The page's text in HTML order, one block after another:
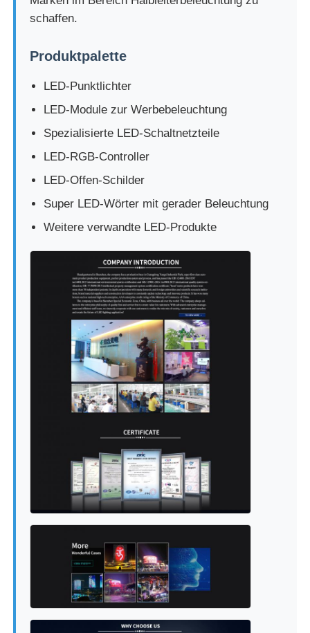
schaffen.
Produktpalette
LED-Punktlichter
LED-Module zur Werbebeleuchtung
Spezialisierte LED-Schaltnetzteile
LED-RGB-Controller
LED-Offen-Schilder
Super LED-Wörter mit gerader Beleuchtung
Weitere verwandte LED-Produkte